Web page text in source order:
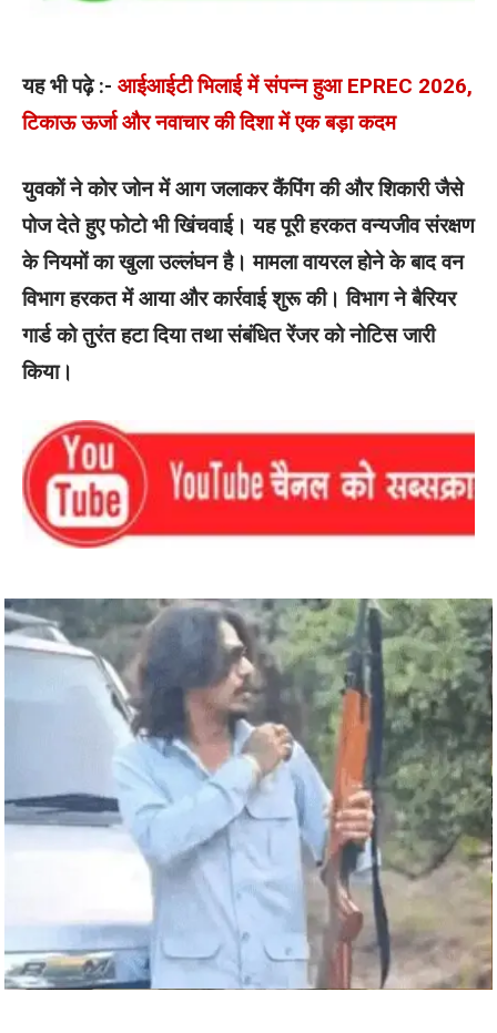
यह भी पढ़े :- आईआईटी भिलाई में संपन्न हुआ EPREC 2026,
टिकाऊ ऊर्जा और नवाचार की दिशा में एक बड़ा कदम
युवकों ने कोर जोन में आग जलाकर कैंपिंग की और शिकारी जैसे
पोज देते हुए फोटो भी खिंचवाई। यह पूरी हरकत वन्यजीव संरक्षण
के नियमों का खुला उल्लंघन है। मामला वायरल होने के बाद वन
विभाग हरकत में आया और कार्रवाई शुरू की। विभाग ने बैरियर
गार्ड को तुरंत हटा दिया तथा संबंधित रेंजर को नोटिस जारी
किया।